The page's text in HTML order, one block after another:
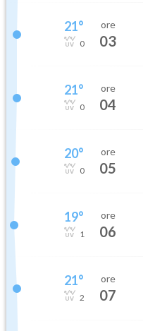
21°
0
ore
03
21°
0
ore
04
20°
0
ore
05
19°
1
ore
06
21°
2
ore
07